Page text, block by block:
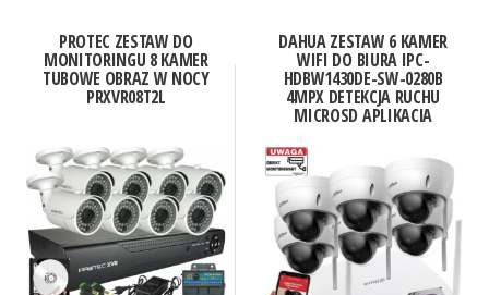
PROTEC ZESTAW DO
MONITORINGU 8 KAMER
TUBOWE OBRAZ W NOCY
PRXVR08T2L
DAHUA ZESTAW 6 KAMER
WIFI DO BIURA IPC-
HDBW1430DE-SW-0280B
4MPX DETEKCJA RUCHU
MICROSD APLIKACJA